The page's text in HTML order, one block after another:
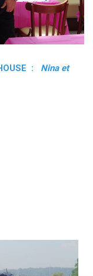
:
Nina et